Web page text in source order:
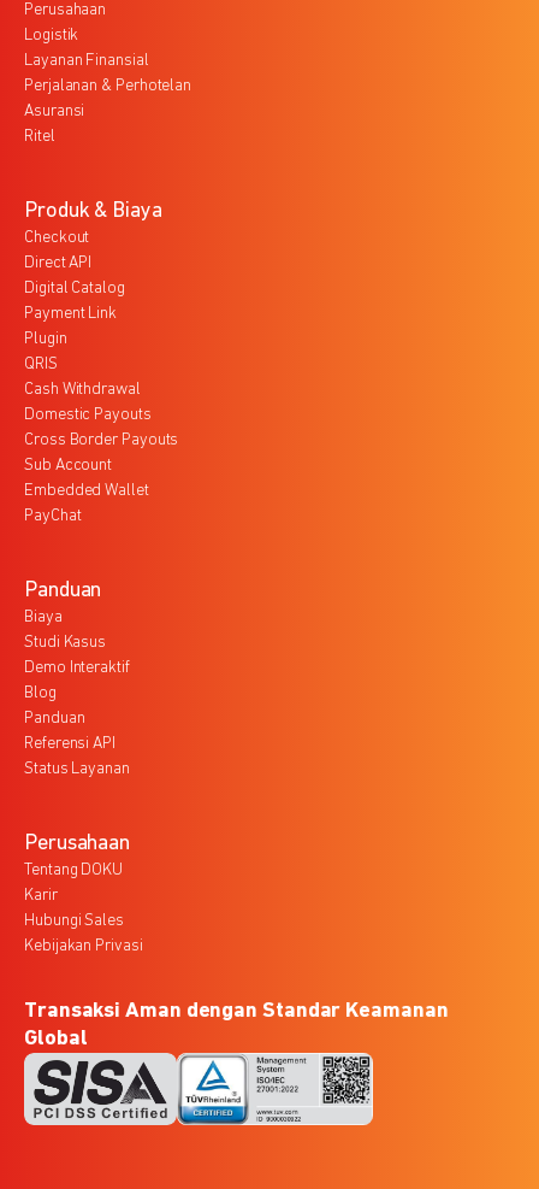
Perusahaan
Logistik
Layanan Finansial
Perjalanan & Perhotelan
Asuransi
Ritel
Produk & Biaya
Checkout
Direct API
Digital Catalog
Payment Link
Plugin
QRIS
Cash Withdrawal
Domestic Payouts
Cross Border Payouts
Sub Account
Embedded Wallet
PayChat
Panduan
Biaya
Studi Kasus
Demo Interaktif
Blog
Panduan
Referensi API
Status Layanan
Perusahaan
Tentang DOKU
Karir
Hubungi Sales
Kebijakan Privasi
Transaksi Aman dengan Standar Keamanan
Global